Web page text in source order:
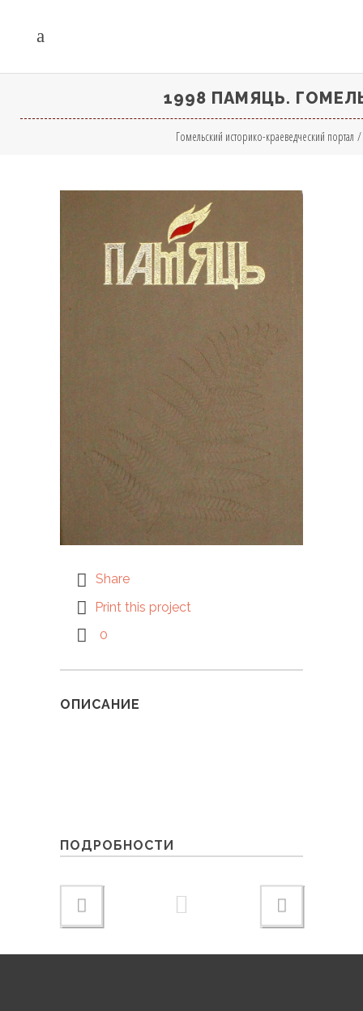
1998 ПАМЯЦЬ.
Гомельский историко-краеведческий портал
Share
Print this project
0
ОПИСАНИЕ
ПОДРОБНОСТИ